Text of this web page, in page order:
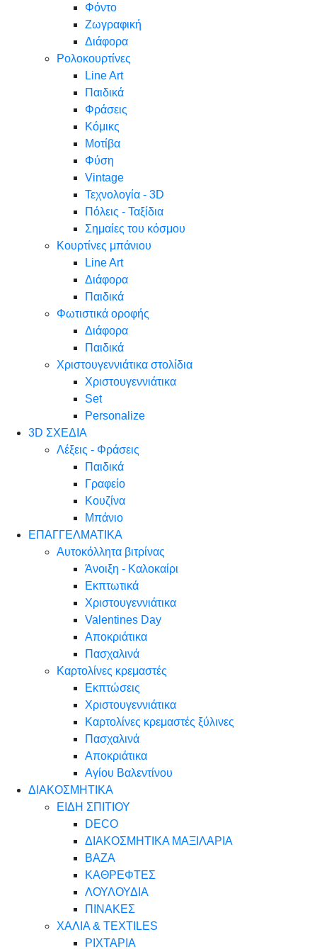
Φόντο
Ζωγραφική
Διάφορα
Ρολοκουρτίνες
Line Art
Παιδικά
Φράσεις
Κόμικς
Μοτίβα
Φύση
Vintage
Τεχνολογία - 3D
Πόλεις - Ταξίδια
Σημαίες του κόσμου
Κουρτίνες μπάνιου
Line Art
Διάφορα
Παιδικά
Φωτιστικά οροφής
Διάφορα
Παιδικά
Χριστουγεννιάτικα στολίδια
Χριστουγεννιάτικα
Set
Personalize
3D ΣΧΕΔΙΑ
Λέξεις - Φράσεις
Παιδικά
Γραφείο
Κουζίνα
Μπάνιο
ΕΠΑΓΓΕΛΜΑΤΙΚΑ
Αυτοκόλλητα βιτρίνας
Άνοιξη - Καλοκαίρι
Εκπτωτικά
Χριστουγεννιάτικα
Valentines Day
Αποκριάτικα
Πασχαλινά
Καρτολίνες κρεμαστές
Εκπτώσεις
Χριστουγεννιάτικα
Καρτολίνες κρεμαστές ξύλινες
Πασχαλινά
Αποκριάτικα
Αγίου Βαλεντίνου
ΔΙΑΚΟΣΜΗΤΙΚΑ
ΕΙΔΗ ΣΠΙΤΙΟΥ
DECO
ΔΙΑΚΟΣΜΗΤΙΚΑ ΜΑΞΙΛΑΡΙΑ
ΒΑΖΑ
ΚΑΘΡΕΦΤΕΣ
ΛΟΥΛΟΥΔΙΑ
ΠΙΝΑΚΕΣ
ΧΑΛΙΑ & TEXTILES
ΡΙΧΤΑΡΙΑ